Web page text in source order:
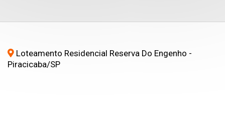
Loteamento Residencial Reserva Do Engenho -
Piracicaba/SP